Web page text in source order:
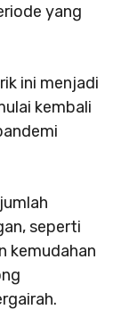
yang
ini menjadi
kembali
seperti
kemudahan